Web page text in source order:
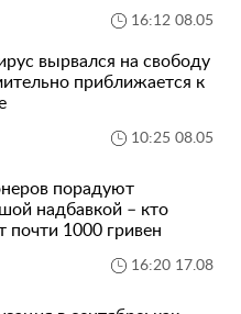
16:12 08.05
вырвался на свободу
приближается к
10:25 08.05
порадуют
надбавкой – кто
почти 1000 гривен
16:20 17.08